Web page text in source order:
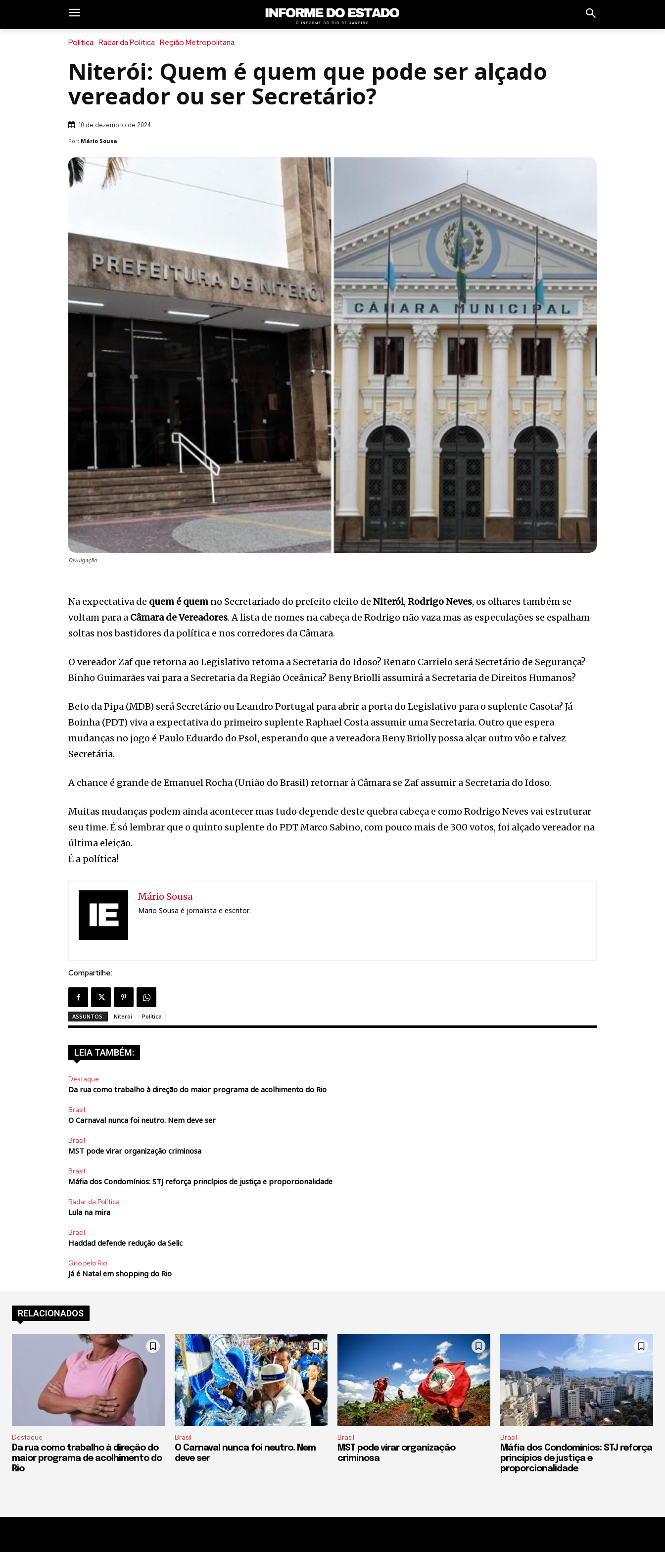
Política Radar da Política Região Metropolitana
Niterói: Quem é quem que pode ser alçado
vereador ou ser Secretário?
10 de dezembro de 2024
Por: Mário Sousa
Divulgação
Na expectativa de quem é quemno Secretariado do prefeito eleito de Niterói, Rodrigo Neves, os olhares também se
voltam para a Câmara de Vereadores. A lista de nomes na cabeça de Rodrigo não vaza mas as especulações se espalham
soltas nos bastidores da política e nos corredores da Câmara.
O vereador Zaf que retorna ao Legislativo retoma a Secretaria do Idoso? Renato Carrielo será Secretário de Segurança?
Binho Guimarães vai para a Secretaria da Região Oceânica? Beny Briolli assumirá a Secretaria de Direitos Humanos?
Beto da Pipa (MDB) será Secretário ou Leandro Portugal para abrir a porta do Legislativo para o suplente Casota? Já
Boinha (PDT) viva a expectativa do primeiro suplente Raphael Costa assumir uma Secretaria. Outro que espera
mudanças no jogo é Paulo Eduardo do Psol, esperando que a vereadora Beny Briolly possa alçar outro vôo e talvez
Secretária.
A chance é grande de Emanuel Rocha (União do Brasil) retornar à Câmara se Zaf assumir a Secretaria do Idoso.
Muitas mudanças podem ainda acontecer mas tudo depende deste quebra cabeça e como Rodrigo Neves vai estruturar
seu time. É só lembrar que o quinto suplente do PDT Marco Sabino, com pouco mais de 300 votos, foi alçado vereador na
última eleição.
É a política!
Mário Sousa
Mario Sousa é jornalista e escritor.
Compartilhe:
ASSUNTOS: Niterói Política
LEIA TAMBÉM:
Destaque
Da rua como trabalho à direção do maior programa de acolhimento do Rio
Brasil
O Carnaval nunca foi neutro. Nem deve ser
Brasil
MST pode virar organização criminosa
Brasil
Máfia dos Condomínios: STJ reforça princípios de justiça e proporcionalidade
Radar da Política
Lula na mira
Brasil
Haddad defende redução da Selic
Giro pelo Rio
Já é Natal em shopping do Rio
RELACIONADOS
Destaque
Da rua como trabalho à direção do
maior programa de acolhimento do
Rio
Brasil
O Carnaval nunca foi neutro. Nem
deve ser
Brasil
MST pode virar organização
criminosa
Brasil
Máfia dos Condomínios: STJ reforça
princípios de justiça e
proporcionalidade